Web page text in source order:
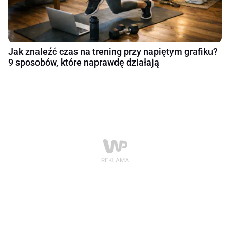
Jak znaleźć czas na trening przy napiętym grafiku?
9 sposobów, które naprawdę działają